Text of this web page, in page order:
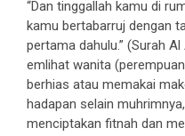
“Dan tinggallah kamu di
kamu bertabarruj dengan
pertama dahulu.” (Surah
emlihat wanita
berhias atau memakai
hadapan selain
menciptakan fitnah dan